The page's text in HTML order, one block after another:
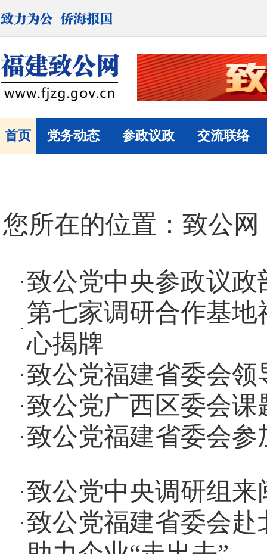
首页 党务动态 参政议政 交流联络
您所在的位置：致公
致公党中央参政议
第七家调研合作基
心揭牌
致公党福建省委会
致公党广西区委会
致公党福建省委会
致公党中央调研组来
致公党福建省委会